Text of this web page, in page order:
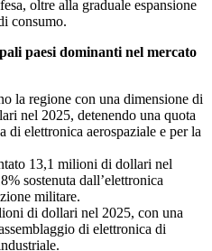
oltre alla graduale espansione
consumo.
paesi dominanti nel mercato
la regione con una dimensione di
nel 2025, detenendo una quota
di elettronica aerospaziale e per la
13,1 milioni di dollari nel
sostenuta dall’elettronica
militare.
di dollari nel 2025, con una
di elettronica di